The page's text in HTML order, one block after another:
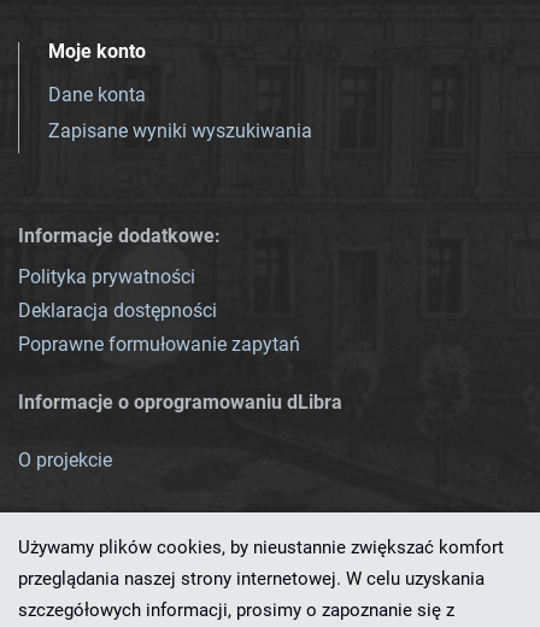
Moje konto
Dane konta
Zapisane wyniki wyszukiwania
Informacje dodatkowe:
Polityka prywatności
Deklaracja dostępności
Poprawne formułowanie zapytań
Informacje o oprogramowaniu dLibra
O projekcie
Używamy plików cookies, by nieustannie zwiększać komfort
przeglądania naszej strony internetowej. W celu uzyskania
szczegółowych informacji, prosimy o zapoznanie się z